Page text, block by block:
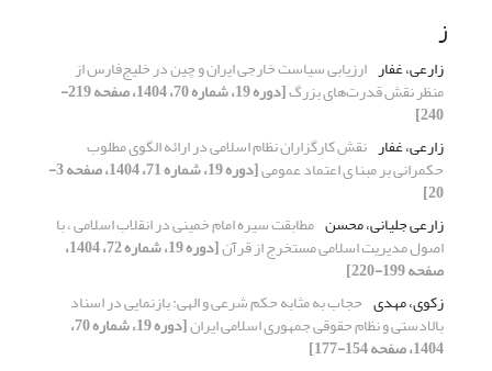
ز
زارعی، غفار ارزیابی سیاست خارجی ایران و چین در خلیج‌فارس از
منظر نقش قدرت‌های بزرگ [دوره 19، شماره 70، 1404، صفحه 219-
240]
زارعی، غفار نقش کارگزاران نظام اسلامی در ارائه الگوی مطلوب
حکمرانی بر مبنا ی اعتماد عمومی [دوره 19، شماره 71، 1404، صفحه 3-
20]
زارعی جلیانی، محسن مطابقت سیره امام خمینی در انقلاب اسلامی ، با
اصول مدیریت اسلامی مستخرج از قرآن [دوره 19، شماره 72، 1404،
صفحه 199-220]
زکوی، مهدی حجاب به ‌مثابه حکم شرعی و الهی: بازنمایی در اسناد
بالادستی و نظام حقوقی جمهوری اسلامی ایران [دوره 19، شماره 70،
1404، صفحه 154-177]